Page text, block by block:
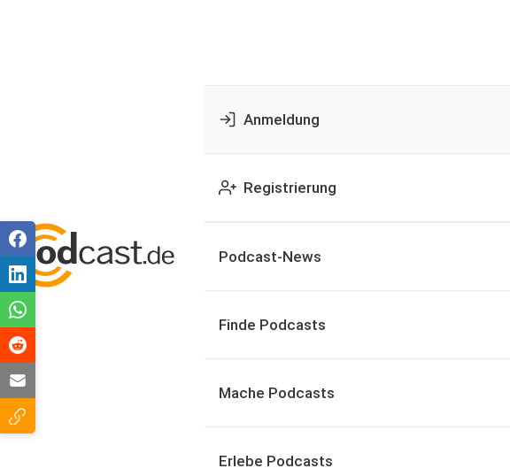
Anmeldung
Registrierung
Podcast-News
Finde Podcasts
Mache Podcasts
Erlebe Podcasts